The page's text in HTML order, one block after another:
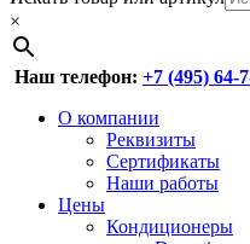
Right
Menu
к
содержимому
×
Наш телефон: +7 (495) 64-
Основное
Перейти
содержимому
О компании
Реквизиты
Сертификаты
Наши работы
Цены
Кондиционеры